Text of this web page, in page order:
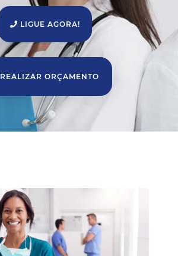
LIGUE AGORA!
REALIZAR ORÇAMENTO